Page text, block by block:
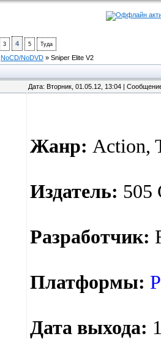
3 4 5 Туда
NoCD/NoDVD » Sniper Elite V2
Дата: Вторник, 01.05.12, 13:04 |
Жанр: Action,
Издатель: 505
Разработчик:
Платформы:
Дата выхода: